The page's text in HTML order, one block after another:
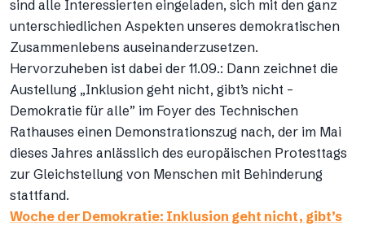
sind alle Interessierten eingeladen, sich mit den ganz
unterschiedlichen Aspekten unseres demokratischen
Zusammenlebens auseinanderzusetzen.
Hervorzuheben ist dabei der 11.09.: Dann zeichnet die
Austellung „Inklusion geht nicht, gibt’s nicht –
Demokratie für alle” im Foyer des Technischen
Rathauses einen Demonstrationszug nach, der im Mai
dieses Jahres anlässlich des europäischen Protesttags
zur Gleichstellung von Menschen mit Behinderung
stattfand.
Woche der Demokratie: Inklusion geht nicht, gibt’s